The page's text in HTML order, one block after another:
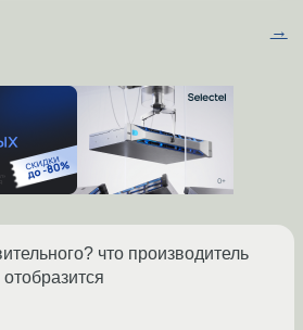
→
что производитель